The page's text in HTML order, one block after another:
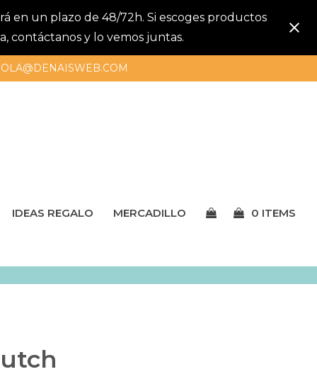
en un plazo de 48/72h. Si escoges productos
contáctanos y lo vemos juntas.
IDEAS REGALO MERCADILLO 0 ITEMS